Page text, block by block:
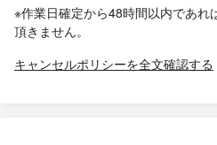
※作業日確定から48時間以内であれ
頂きません。
キャンセルポリシーを全文確認する